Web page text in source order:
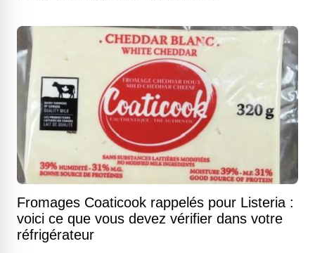
Fromages Coaticook rappelés pour Listeria :
voici ce que vous devez vérifier dans votre
réfrigérateur